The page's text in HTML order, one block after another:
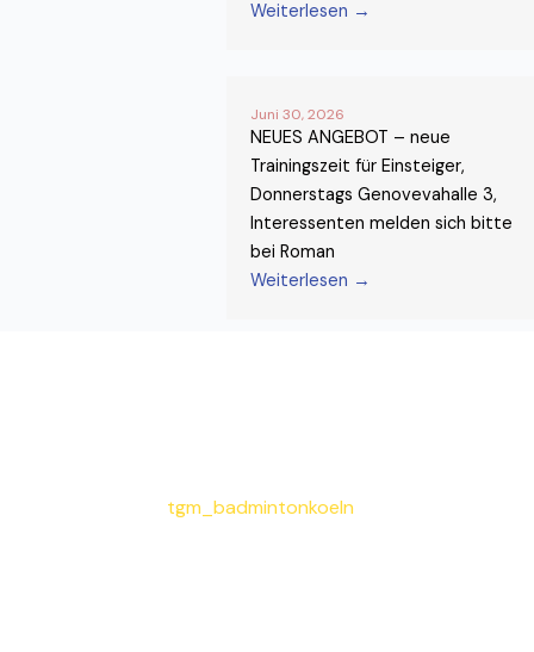
Weiterlesen →
Juni 30, 2026
NEUES ANGEBOT – neue
Trainingszeit für Einsteiger,
Donnerstags Genovevahalle 3,
Interessenten melden sich bitte
bei Roman
Weiterlesen →
tgm_badmintonkoeln